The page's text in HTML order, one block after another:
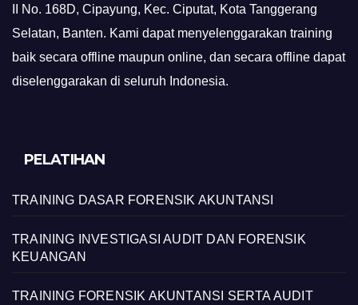
II No. 168D, Cipayung, Kec. Ciputat, Kota Tanggerang
Selatan, Banten. Kami dapat menyelenggarakan training
baik secara offline maupun online, dan secara offline dapat
diselenggarakan di seluruh Indonesia.
PELATIHAN
TRAINING DASAR FORENSIK AKUNTANSI
TRAINING INVESTIGASI AUDIT DAN FORENSIK
KEUANGAN
TRAINING FORENSIK AKUNTANSI SERTA AUDIT